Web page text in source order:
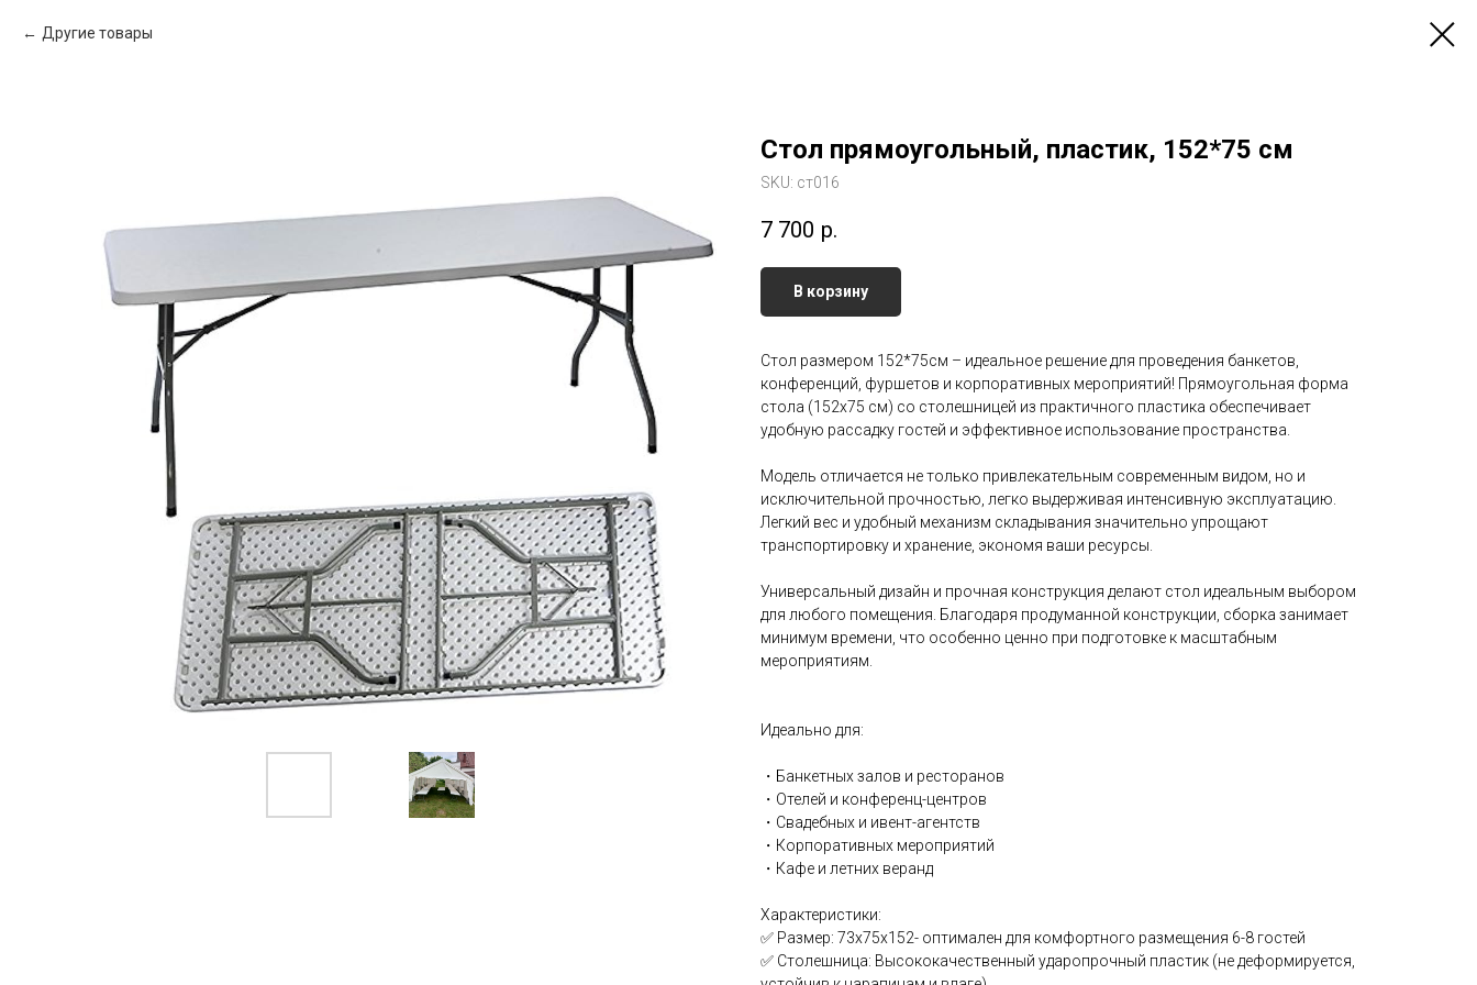
Другие товары
Стол прямоугольный, пластик, 152*75 см
SKU: ст016
7 700 р.
В корзину
Стол размером 152*75см – идеальное решение для проведения банкетов,
конференций, фуршетов и корпоративных мероприятий! Прямоугольная форма
стола (152x75 см) со столешницей из практичного пластика обеспечивает
удобную рассадку гостей и эффективное использование пространства.
Модель отличается не только привлекательным современным видом, но и
исключительной прочностью, легко выдерживая интенсивную эксплуатацию.
Легкий вес и удобный механизм складывания значительно упрощают
транспортировку и хранение, экономя ваши ресурсы.
Универсальный дизайн и прочная конструкция делают стол идеальным выбором
для любого помещения. Благодаря продуманной конструкции, сборка занимает
минимум времени, что особенно ценно при подготовке к масштабным
мероприятиям.
Идеально для:
・Банкетных залов и ресторанов
・Отелей и конференц-центров
・Свадебных и ивент-агентств
・Корпоративных мероприятий
・Кафе и летних веранд
Характеристики:
✅ Размер: 73х75х152- оптимален для комфортного размещения 6-8 гостей
✅ Столешница: Высококачественный ударопрочный пластик (не деформируется,